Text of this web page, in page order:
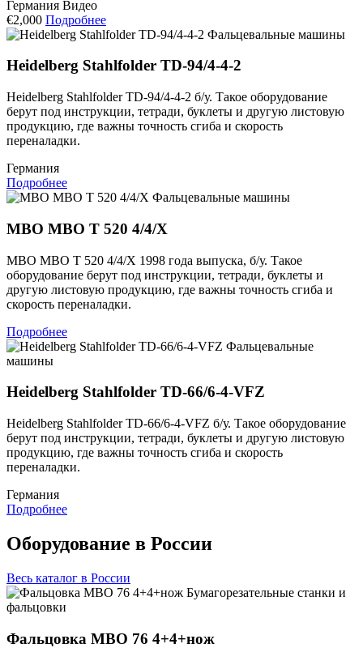
Германия Видео
€2,000 Подробнее
Фальцевальные машины
Heidelberg Stahlfolder TD-94/4-4-2
Heidelberg Stahlfolder TD-94/4-4-2 б/у. Такое оборудование
берут под инструкции, тетради, буклеты и другую листовую
продукцию, где важны точность сгиба и скорость
переналадки.
Германия
Подробнее
Фальцевальные машины
MBO MBO T 520 4/4/X
MBO MBO T 520 4/4/X 1998 года выпуска, б/у. Такое
оборудование берут под инструкции, тетради, буклеты и
другую листовую продукцию, где важны точность сгиба и
скорость переналадки.
Подробнее
Фальцевальные
машины
Heidelberg Stahlfolder TD-66/6-4-VFZ
Heidelberg Stahlfolder TD-66/6-4-VFZ б/у. Такое оборудование
берут под инструкции, тетради, буклеты и другую листовую
продукцию, где важны точность сгиба и скорость
переналадки.
Германия
Подробнее
Оборудование в России
Весь каталог в России
Бумагорезательные станки и
фальцовки
Фальцовка MBO 76 4+4+нож